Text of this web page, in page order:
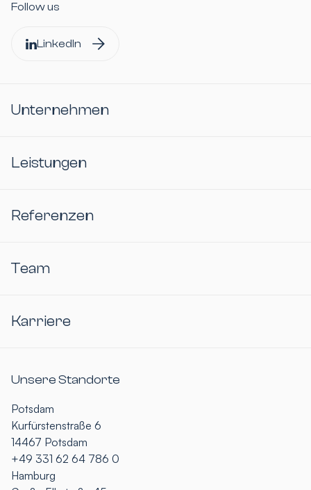
Follow us
LinkedIn
Unternehmen
Leistungen
Referenzen
Team
Karriere
Unsere Standorte
Potsdam
Kurfürstenstraße 6
14467 Potsdam
+49 331 62 64 786 0
Hamburg